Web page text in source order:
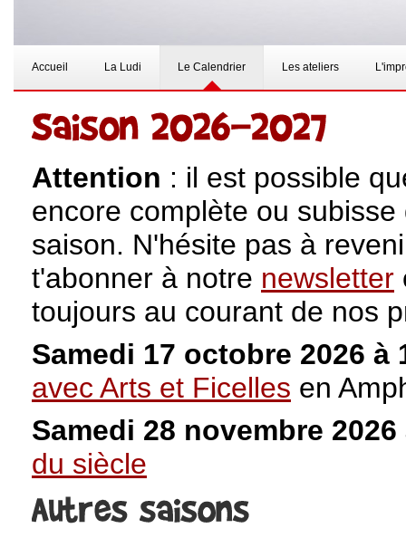
Accueil La Ludi Le Calendrier Les ateliers
Attention : il est possible
encore complète ou
saison. N'hésite pas à
t'abonner à notre newsletter
toujours au courant de nos
Samedi 17 octobre 2026 à
avec Arts et Ficelles en
Samedi 28 novembre
du siècle